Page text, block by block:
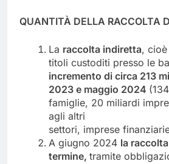
QUANTITÀ DELLA RACCOLTA
La raccolta indiretta,
titoli custoditi presso le
incremento di circa 213
2023 e maggio 2024
famiglie, 20 miliardi
agli altri
settori, imprese
A giugno 2024 la
termine, tramite